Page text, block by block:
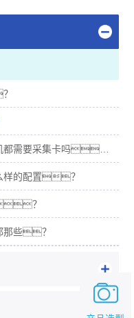
1.3. 目前公司所有系列光场相机都需要采集卡吗？
样的配置？
？
那些？